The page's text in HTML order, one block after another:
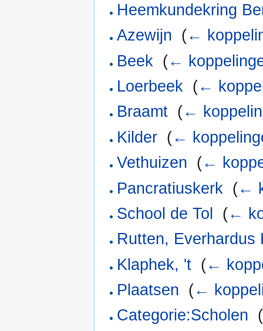
Heemkundekring
Azewijn (←
Beek (←
Loerbeek (←
Braamt (←
Kilder (←
Vethuizen (←
Pancratiuskerk (←
School de Tol
(←
Rutten, Everhardus
Klaphek, 't (←
Plaatsen (←
Categorie:Scholen (